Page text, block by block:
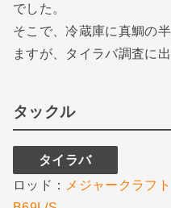
でした。
そこで、冷蔵庫に真鯛の
ますが、タイラバ調査に出
タックル
タイラバ
ロッド：
メジャークラフ